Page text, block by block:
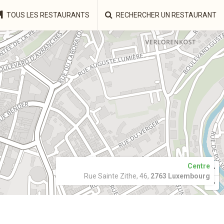
TOUS LES RESTAURANTS RECHERCHER UN RESTAURANT
Centre
Rue Sainte Zithe, 46, 2763 Luxembourg